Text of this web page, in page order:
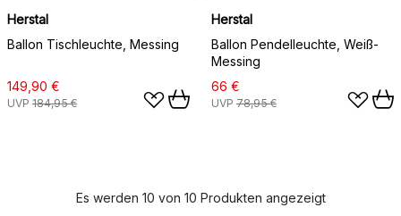
Herstal
Ballon Tischleuchte, Messing
149,90 €
UVP 184,95 €
Herstal
Ballon Pendelleuchte, Weiß-
Messing
66 €
UVP 78,95 €
Es werden 10 von 10 Produkten angezeigt